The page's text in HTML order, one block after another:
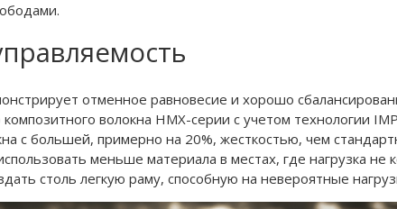
отменное равновесие и хорошо
волокна HMX-серии с учетом технологии
с большей, примерно на 20%, жесткостью, чем
меньше материала в местах, где нагрузка не
столь легкую раму, способную на невероятные